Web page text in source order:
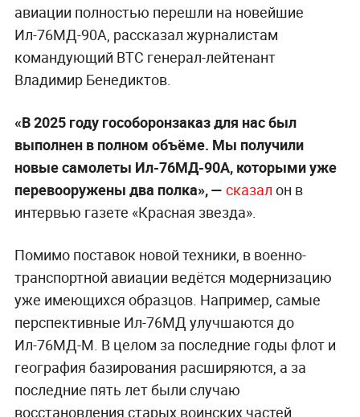
авиации полностью перешли на новейшие
Ил-76МД-90А, рассказал журналистам
командующий ВТС генерал-лейтенант
Владимир Бенедиктов.
«В 2025 году гособоронзаказ для нас был
выполнен в полном объёме. Мы получили
новые самолеты Ил-76МД-90А, которыми уже
перевооружены два полка», — сказал он в
интервью газете «Красная звезда».
Помимо поставок новой техники, в военно-
транспортной авиации ведётся модернизацию
уже имеющихся образцов. Например, самые
перспективные Ил-76МД улучшаются до
Ил-76МД-М. В целом за последние годы флот и
география базирования расширяются, а за
последние пять лет были случаю
восстановления старых воинских частей.